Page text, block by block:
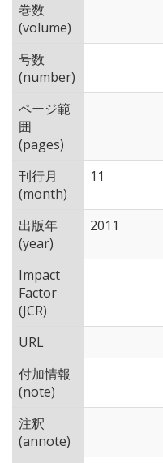
巻数
(volume)
号数
(number)
ページ範
囲
(pages)
刊行月
(month)
11
出版年
(year)
2011
Impact
Factor
(JCR)
URL
付加情報
(note)
注釈
(annote)